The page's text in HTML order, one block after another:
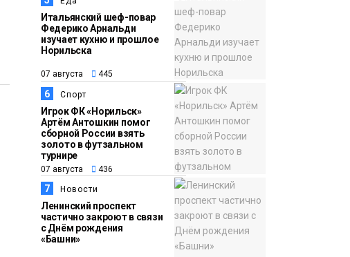
Итальянский шеф-повар
Федерико Арнальди
изучает кухню и прошлое
Норильска
07 августа 445
6 Спорт
Игрок ФК «Норильск»
Артём Антошкин помог
сборной России взять
золото в футзальном
турнире
07 августа 436
7 Новости
Ленинский проспект
частично закроют в связи
с Днём рождения
«Башни»